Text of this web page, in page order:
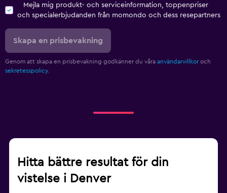
Mejla mig produkt- och serviceinformation, toppenpriser
och specialerbjudanden från momondo och dess resepartners
Skapa en prisbevakning
Genom att skapa en prisbevakning godkänner du våra användarvillkor och
sekretesspolicy.
Hitta bättre resultat för din
vistelse i Denver